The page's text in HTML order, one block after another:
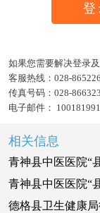
登
如果您需要解决登录
客服热线： 028-
传真号码： 028-
电子邮件：
相关信息